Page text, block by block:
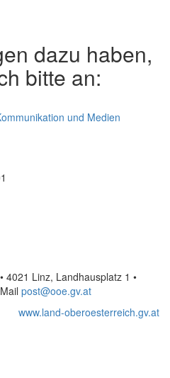
dazu haben,
bitte an:
und Medien
4021 Linz, Landhausplatz 1 •
post@ooe.gv.at
www.land-oberoesterreich.gv.at